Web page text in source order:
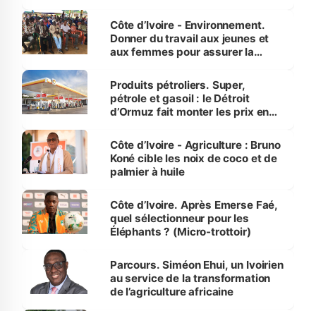
Côte d’Ivoire - Environnement.
Donner du travail aux jeunes et
aux femmes pour assurer la
menacées
Produits pétroliers. Super,
pétrole et gasoil : le Détroit
d’Ormuz fait monter les prix en
Côte d’Ivoire - Agriculture : Bruno
Koné cible les noix de coco et de
palmier à huile
Côte d’Ivoire. Après Emerse Faé,
quel sélectionneur pour les
Éléphants ? (Micro-trottoir)
Parcours. Siméon Ehui, un Ivoirien
au service de la transformation
de l’agriculture africaine